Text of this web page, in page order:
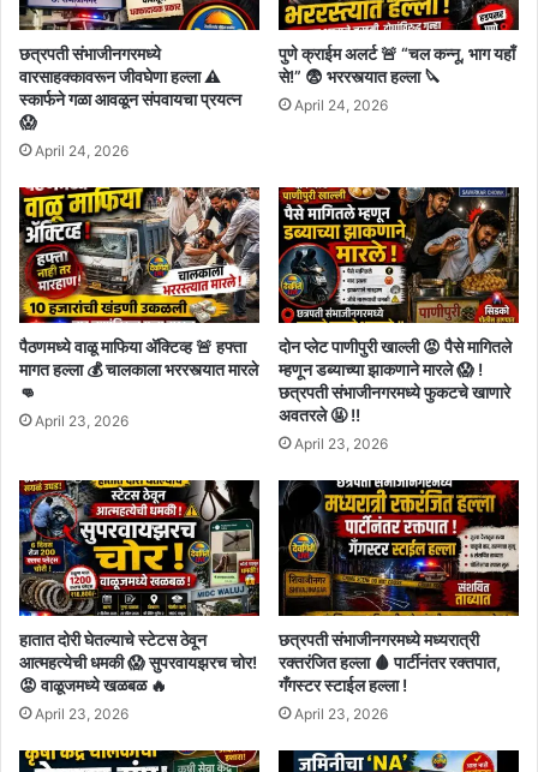
छत्रपती संभाजीनगरमध्ये
वारसाहक्कावरून जीवघेणा हल्ला ⚠️
स्कार्फने गळा आवळून संपवायचा प्रयत्न
😱
April 24, 2026
पुणे क्राईम अलर्ट 🚨 “चल कन्नू, भाग यहाँ
से!” 😨 भररस्त्यात हल्ला 🔪
April 24, 2026
पैठणमध्ये वाळू माफिया अ‍ॅक्टिव्ह 🚨 हफ्ता
मागत हल्ला 💰 चालकाला भररस्त्यात मारले
👊
April 23, 2026
दोन प्लेट पाणीपुरी खाल्ली 😡 पैसे मागितले
म्हणून डब्याच्या झाकणाने मारले 😱 !
छत्रपती संभाजीनगरमध्ये फुकटचे खाणारे
अवतरले 🤬 !!
April 23, 2026
हातात दोरी घेतल्याचे स्टेटस ठेवून
आत्महत्येची धमकी 😱 सुपरवायझरच चोर!
😡 वाळूजमध्ये खळबळ 🔥
April 23, 2026
छत्रपती संभाजीनगरमध्ये मध्यरात्री
रक्तरंजित हल्ला 🩸 पार्टीनंतर रक्तपात,
गँगस्टर स्टाईल हल्ला !
April 23, 2026